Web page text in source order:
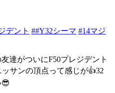
デント ##Y32シーマ #14マジ
達がついにF50プレジデント
サンの頂点って感じが👍32
😎